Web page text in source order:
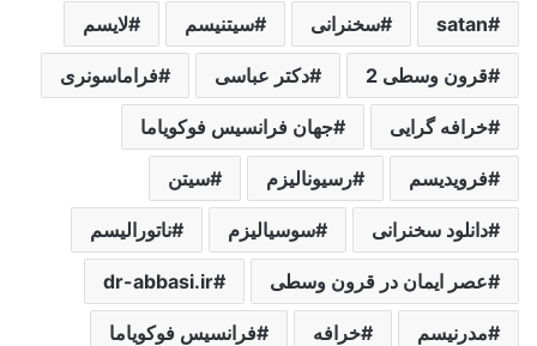
satan سخنرانی سیتنیسم لایسم
قرون وسطی 2 دکتر عباسی فراماسونری
خرافه گرایی جهان فرانسیس فوکویاما
فرویدیسم رسیونالیزم سیتن
دانلود سخنرانی سوسیالیزم ناتورالیسم
عصر ایمان در قرون وسطی dr-abbasi.ir
مدرنیسم خرافه فرانسیس فوکویاما